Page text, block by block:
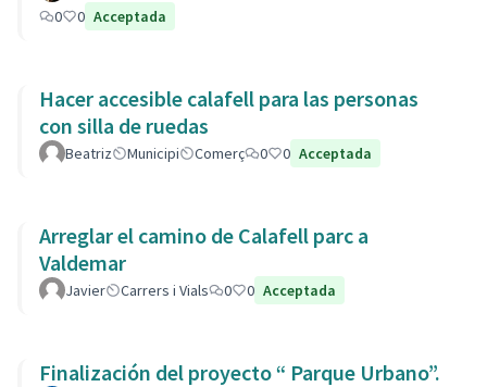
0
0 Acceptada
Hacer accesible calafell para las personas
con silla de ruedas
Beatriz Municipi Comerç 0 0 Acceptada
Arreglar el camino de Calafell parc a
Valdemar
Javier Carrers i Vials 0 0 Acceptada
Finalización del proyecto “ Parque Urbano”.